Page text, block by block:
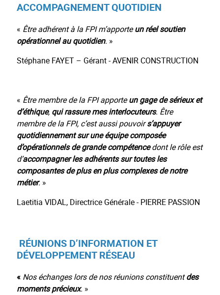
ACCOMPAGNEMENT QUOTIDIEN
« Être adhérent à la FPI m’apporteun réel soutien
opérationnel au quotidien. »
Stéphane FAYET – Gérant - AVENIR CONSTRUCTION
« Être membre de la FPI apporteun gage de sérieux et
d’éthique, qui rassure mes interlocuteurs. Être
membre de la FPI, c’est aussi pouvoirs’appuyer
quotidiennement sur une équipe composée
d’opérationnels de grande compétencedont le rôle est
d’accompagner les adhérents sur toutes les
composantes de plus en plus complexes de notre
métier. »
Laetitia VIDAL, Directrice Générale - PIERRE PASSION
RÉUNIONS D’INFORMATION ET
DÉVELOPPEMENT RÉSEAU
« Nos échanges lors de nos réunions constituentdes
moments précieux. »